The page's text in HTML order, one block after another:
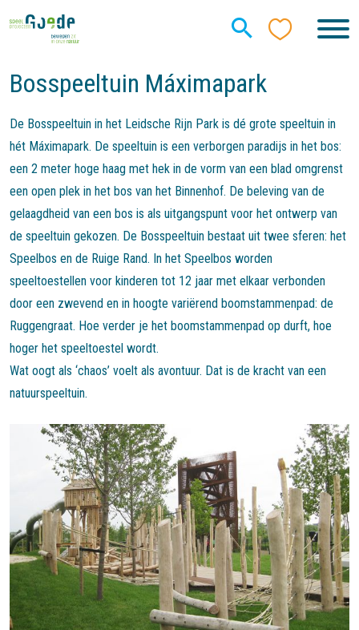
Bosspeeltuin Máximapark
De Bosspeeltuin in het Leidsche Rijn Park is dé grote speeltuin in
hét Máximapark. De speeltuin is een verborgen paradijs in het bos:
een 2 meter hoge haag met hek in de vorm van een blad omgrenst
een open plek in het bos van het Binnenhof. De beleving van de
gelaagdheid van een bos is als uitgangspunt voor het ontwerp van
de speeltuin gekozen. De Bosspeeltuin bestaat uit twee sferen: het
Speelbos en de Ruige Rand. In het Speelbos worden
speeltoestellen voor kinderen tot 12 jaar met elkaar verbonden
door een zwevend en in hoogte variërend boomstammenpad: de
Ruggengraat. Hoe verder je het boomstammenpad op durft, hoe
hoger het speeltoestel wordt.
Wat oogt als ‘chaos’ voelt als avontuur. Dat is de kracht van een
natuurspeeltuin.